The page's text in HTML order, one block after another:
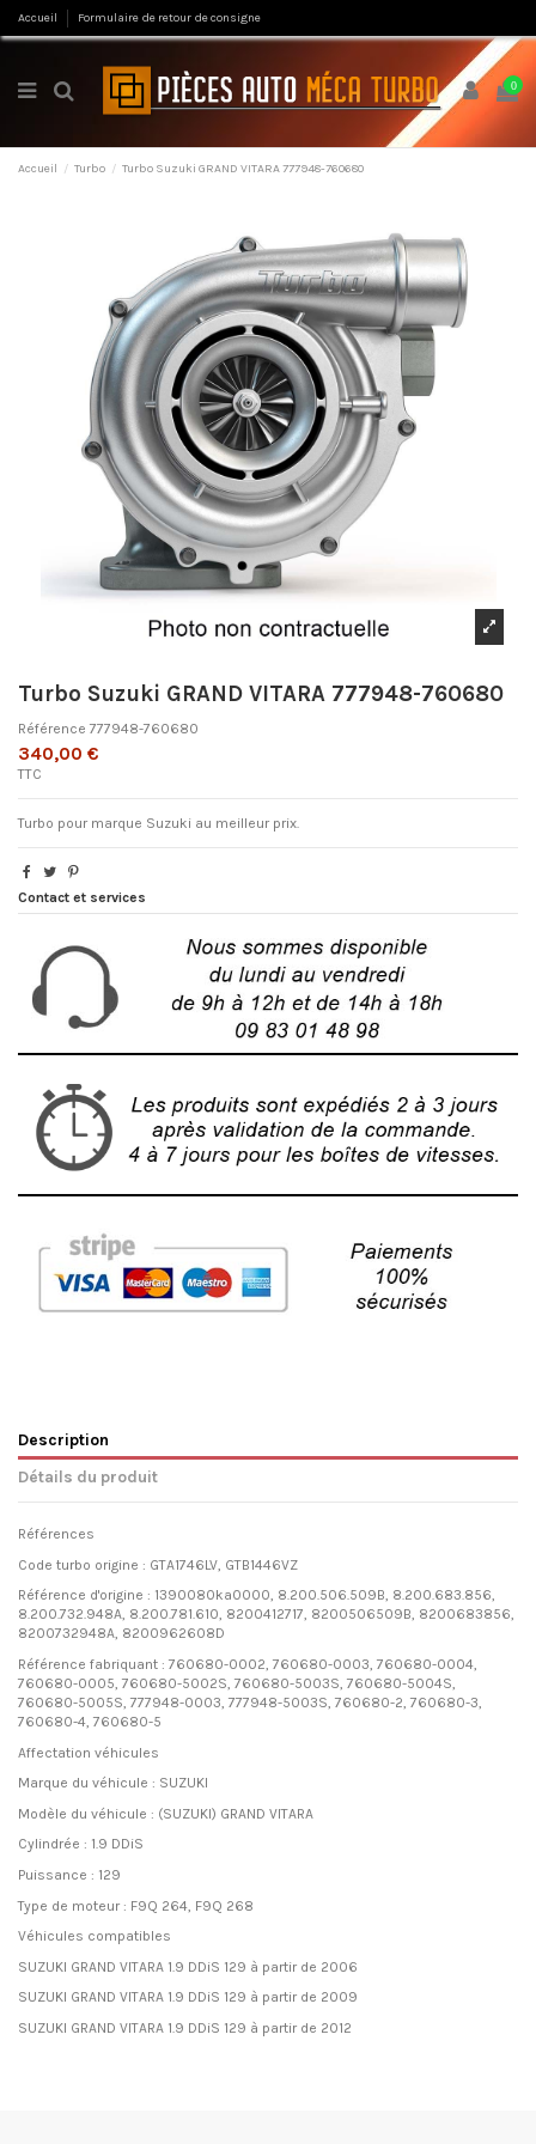
Accueil Formulaire de retour de consigne
0
Accueil Turbo Turbo Suzuki GRAND VITARA 777948-760680
Turbo Suzuki GRAND VITARA 777948-760680
Référence 777948-760680
340,00 €
TTC
Turbo pour marque Suzuki au meilleur prix.
Contact et services
Description
Détails du produit
Références
Code turbo origine : GTA1746LV, GTB1446VZ
Référence d'origine : 1390080ka0000, 8.200.506.509B, 8.200.683.856,
8.200.732.948A, 8.200.781.610, 8200412717, 8200506509B, 8200683856,
8200732948A, 8200962608D
Référence fabriquant : 760680-0002, 760680-0003, 760680-0004,
760680-0005, 760680-5002S, 760680-5003S, 760680-5004S,
760680-5005S, 777948-0003, 777948-5003S, 760680-2, 760680-3,
760680-4, 760680-5
Affectation véhicules
Marque du véhicule : SUZUKI
Modèle du véhicule : (SUZUKI) GRAND VITARA
Cylindrée : 1.9 DDiS
Puissance : 129
Type de moteur : F9Q 264, F9Q 268
Véhicules compatibles
SUZUKI GRAND VITARA 1.9 DDiS 129 à partir de 2006
SUZUKI GRAND VITARA 1.9 DDiS 129 à partir de 2009
SUZUKI GRAND VITARA 1.9 DDiS 129 à partir de 2012